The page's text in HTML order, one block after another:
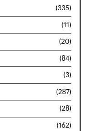
(335)
(11)
(20)
(84)
(3)
(287)
(28)
(162)